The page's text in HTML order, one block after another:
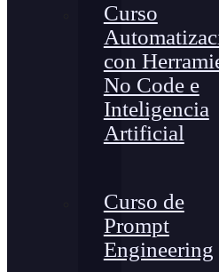
Curso
con
No Code e
Inteligencia
Artificial
Curso de
Prompt
Engineering